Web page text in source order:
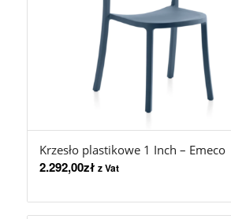
Krzesło plastikowe 1 Inch – Emeco
2.292,00zł z Vat